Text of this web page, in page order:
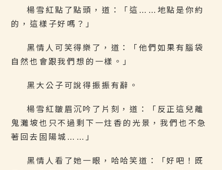
楊雪紅點了點頭，道：「這……地點是你約
的，這樣子好嗎？」
黑情人可笑得樂了，道：「他們如果有腦袋
自然也會跟我們想的一樣。」
黑大公子可說得振振有辭。
楊雪紅皺眉沉吟了片刻，道：「反正這兒離
鬼灘坡也只不過剩下一炷香的光景，我們也不急
著回去固陽城……」
黑情人看了她一眼，哈哈笑道：「好吧！既